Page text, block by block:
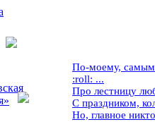
По-моему, самым
:roll: ...
Про лестницу
С праздником,
Но, главное